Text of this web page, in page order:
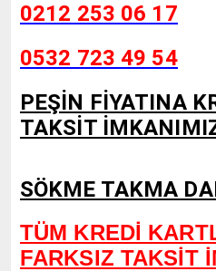
0212 253 06 17
0532 723 49 54
PEŞİN FİYATINA
TAKSİT
SÖKME TAKMA
TÜM KREDİ
FARKSIZ TAKSİT